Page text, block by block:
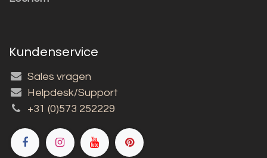
Kundenservice
Sales vragen
Helpdesk/Support
+31 (0)573 252229